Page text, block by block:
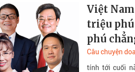
Việt
triệu
phú
Câu chuyện
tính tới cuối